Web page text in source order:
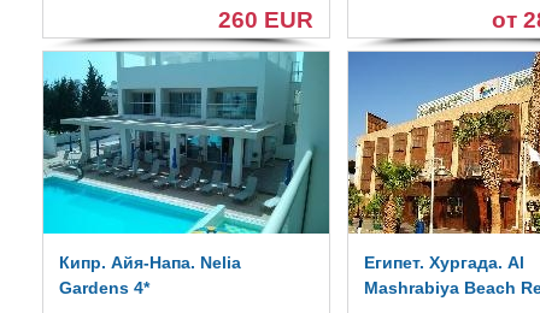
260 EUR от
Кипр. Айя-Напа. Nelia
Gardens 4*
Египет. Хургада. Al
Mashrabiya Beach